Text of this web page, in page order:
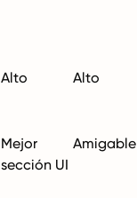
Alto Alto
Mejor
sección UI
Amigable